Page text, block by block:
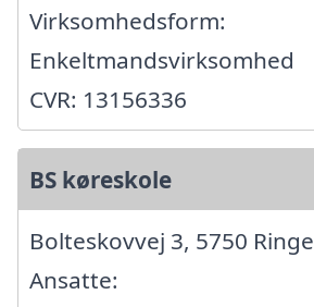
Virksomhedsform:
Enkeltmandsvirksomhed
CVR: 13156336
BS køreskole
Bolteskovvej 3, 5750 Ringe
Ansatte: